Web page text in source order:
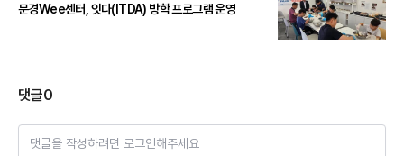
문경Wee센터, 잇다(ITDA) 방학 프로그램 운영
댓글0
댓글을 작성하려면 로그인해주세요